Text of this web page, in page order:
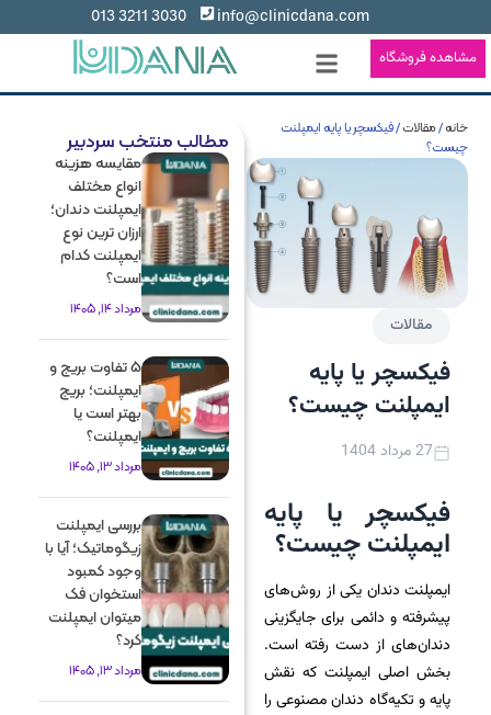
info@clinicdana.com
3030 3211 013
مشاهده فروشگاه
خانه/مقالات/ فیکسچر یا پایه ایمپلنت
چیست؟
مقالات
فیکسچر یا پایه
ایمپلنت چیست؟
27 مرداد 1404
فیکسچر یا پایه
ایمپلنت چیست؟
ایمپلنت دندان یکی از روش‌های
پیشرفته و دائمی برای جایگزینی
دندان‌های از دست رفته است.
بخش اصلی ایمپلنت که نقش
پایه و تکیه‌گاه دندان مصنوعی را
مطالب منتخب سردبیر
مقایسه هزینه
انواع مختلف
ایمپلنت دندان؛
ارزان ترین نوع
ایمپلنت کدام
است؟
مرداد 14, 1405
5 تفاوت بریج و
ایمپلنت؛ بریج
بهتر است یا
ایمپلنت؟
مرداد 13, 1405
بررسی ایمپلنت
زیگوماتیک؛ آیا با
وجود کمبود
استخوان فک
میتوان ایمپلنت
کرد؟
مرداد 13, 1405